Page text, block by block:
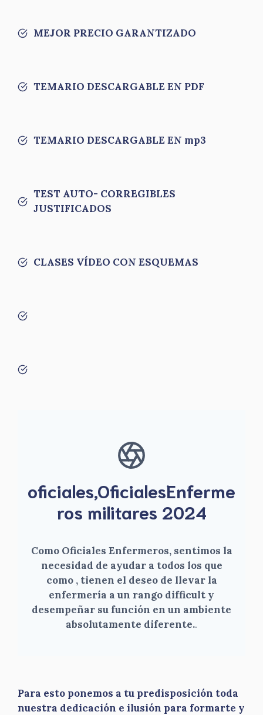
MEJOR PRECIO GARANTIZADO
TEMARIO DESCARGABLE EN PDF
TEMARIO DESCARGABLE EN mp3
TEST AUTO- CORREGIBLES
JUSTIFICADOS
CLASES VÍDEO CON ESQUEMAS
oficiales,OficialesEnferme
ros militares 2024
Como Oficiales Enfermeros, sentimos la
necesidad de ayudar a todos los que
como , tienen el deseo de llevar la
enfermería a un rango difficult y
desempeñar su función en un ambiente
absolutamente diferente..
Para esto ponemos a tu predisposición toda
nuestra dedicación e ilusión para formarte y